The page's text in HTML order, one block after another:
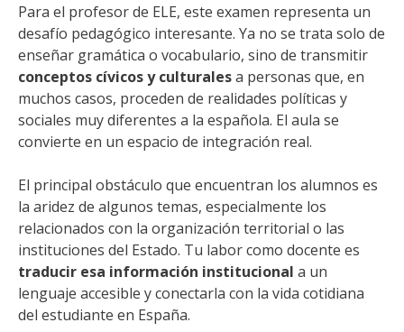
Para el profesor de ELE, este examen representa un
desafío pedagógico interesante. Ya no se trata solo de
enseñar gramática o vocabulario, sino de transmitir
conceptos cívicos y culturalesa personas que, en
muchos casos, proceden de realidades políticas y
sociales muy diferentes a la española. El aula se
convierte en un espacio de integración real.
El principal obstáculo que encuentran los alumnos es
la aridez de algunos temas, especialmente los
relacionados con la organización territorial o las
instituciones del Estado. Tu labor como docente es
traducir esa información institucional a un
lenguaje accesible y conectarla con la vida cotidiana
del estudiante en España.